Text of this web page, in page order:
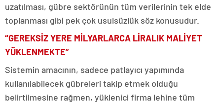
uzatılması, gübre sektörünün tüm verilerinin tek elde
toplanması gibi pek çok usulsüzlük söz konusudur.
“GEREKSİZ YERE MİLYARLARCA LİRALIK MALİYET
YÜKLENMEKTE”
Sistemin amacının, sadece patlayıcı yapımında
kullanılabilecek gübreleri takip etmek olduğu
belirtilmesine rağmen, yüklenici firma lehine tüm